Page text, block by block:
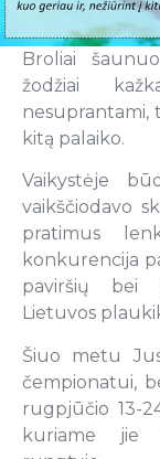
Broliai
žodžiai
nesuprantami,
kitą palaiko.
Vaikystėje
vaikščiodavo
pratimus
konkurencija
paviršių bei
Lietuvos
Šiuo metu
čempionatui,
rugpjūčio 13-
kuriame jie